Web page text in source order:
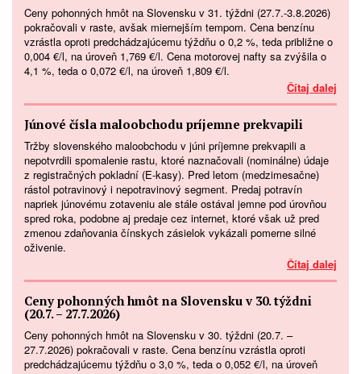
Ceny pohonných hmôt na Slovensku v 31. týždni (27.7.-3.8.2026)
pokračovali v raste, avšak miernejším tempom. Cena benzínu
vzrástla oproti predchádzajúcemu týždňu o 0,2 %, teda približne o
0,004 €/l, na úroveň 1,769 €/l. Cena motorovej nafty sa zvýšila o
4,1 %, teda o 0,072 €/l, na úroveň 1,809 €/l.
Čítaj dalej
Júnové čísla maloobchodu príjemne prekvapili
Tržby slovenského maloobchodu v júni príjemne prekvapili a
nepotvrdili spomalenie rastu, ktoré naznačovali (nominálne) údaje
z registračných pokladní (E-kasy). Pred letom (medzimesačne)
rástol potravinový i nepotravinový segment. Predaj potravín
napriek júnovému zotaveniu ale stále ostával jemne pod úrovňou
spred roka, podobne aj predaje cez internet, ktoré však už pred
zmenou zdaňovania čínskych zásielok vykázali pomerne silné
oživenie.
Čítaj dalej
Ceny pohonných hmôt na Slovensku v 30. týždni
(20.7. – 27.7.2026)
Ceny pohonných hmôt na Slovensku v 30. týždni (20.7. –
27.7.2026) pokračovali v raste. Cena benzínu vzrástla oproti
predchádzajúcemu týždňu o 3,0 %, teda o 0,052 €/l, na úroveň